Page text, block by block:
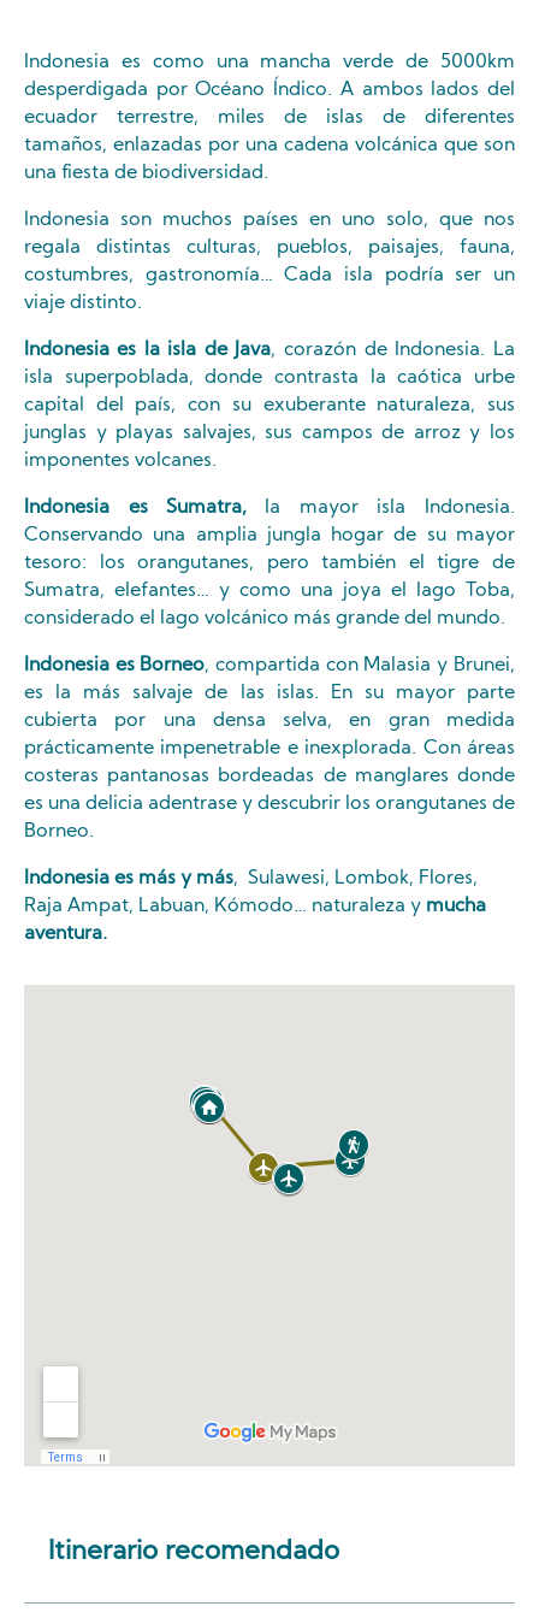
Indonesia es como una mancha verde de 5000km
desperdigada por Océano Índico. A ambos lados del
ecuador terrestre, miles de islas de diferentes
tamaños, enlazadas por una cadena volcánica que son
una fiesta de biodiversidad.
Indonesia son muchos países en uno solo, que nos
regala distintas culturas, pueblos, paisajes, fauna,
costumbres, gastronomía… Cada isla podría ser un
viaje distinto.
Indonesia es la isla de Java, corazón de Indonesia. La
isla superpoblada, donde contrasta la caótica urbe
capital del país, con su exuberante naturaleza, sus
junglas y playas salvajes, sus campos de arroz y los
imponentes volcanes.
Indonesia es Sumatra,
la mayor isla Indonesia.
Conservando una amplia jungla hogar de su mayor
tesoro: los orangutanes, pero también el tigre de
Sumatra, elefantes… y como una joya el lago Toba,
considerado el lago volcánico más grande del mundo.
Indonesia es Borneo, compartida con Malasia y Brunei,
es la más salvaje de las islas. En su mayor parte
cubierta por una densa selva, en gran medida
prácticamente impenetrable e inexplorada. Con áreas
costeras pantanosas bordeadas de manglares donde
es una delicia adentrase y descubrir los orangutanes de
Borneo.
Indonesia es más y más, Sulawesi, Lombok, Flores,
Raja Ampat, Labuan, Kómodo… naturaleza y mucha
aventura.
Itinerario recomendado